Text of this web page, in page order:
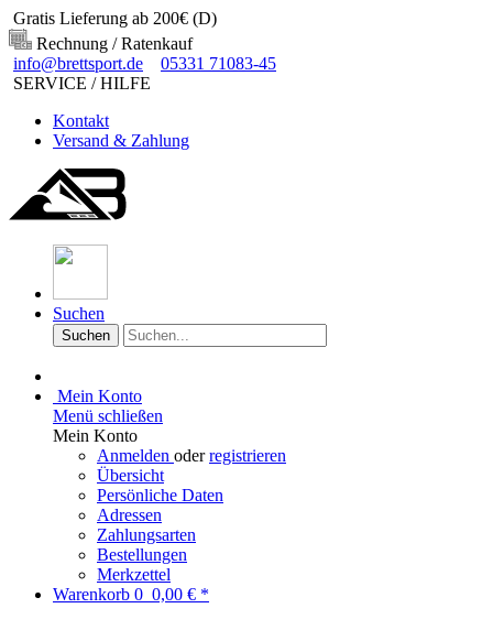
Gratis Lieferung ab 200€ (D)
Rechnung / Ratenkauf
info@brettsport.de
05331 71083-45
SERVICE / HILFE
Kontakt
Versand & Zahlung
Suchen
Suchen
Mein Konto
Menü schließen
Mein Konto
Anmelden oderregistrieren
Übersicht
Persönliche Daten
Adressen
Zahlungsarten
Bestellungen
Merkzettel
Warenkorb 0 0,00 € *